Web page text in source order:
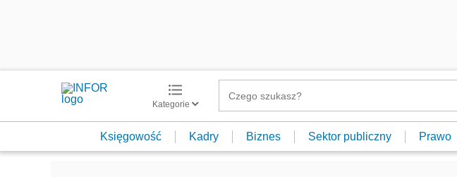
Kategorie
Księgowość Kadry Biznes Sektor publiczny Prawo